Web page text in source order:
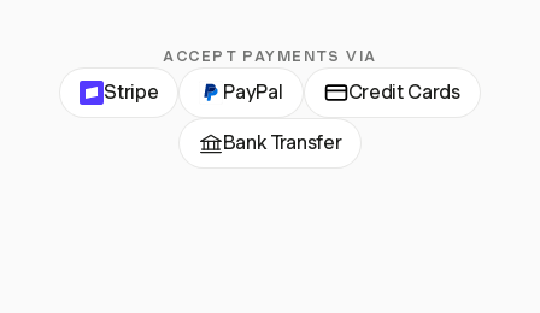
ACCEPT PAYMENTS VIA
Stripe PayPal Credit Cards
Bank Transfer